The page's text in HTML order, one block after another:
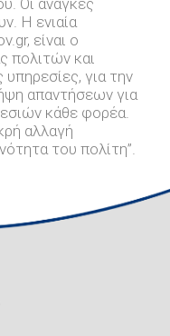
Η ενιαία
είναι ο
πολιτών και
για την
απαντήσεων για
κάθε φορέα.
αλλαγή
του πολίτη”.